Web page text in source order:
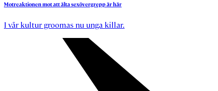
Motreaktionenmotattältasexövergreppärhär
I vår kultur groomas nu unga killar.